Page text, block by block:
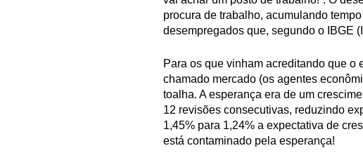
procura de trabalho, acumulando
desempregados que, segundo o IBGE
Para os que vinham acreditando que
chamado mercado (os agentes
toalha. A esperança era de um
12 revisões consecutivas, reduzindo
1,45% para 1,24% a expectativa de
está contaminado pela esperança!